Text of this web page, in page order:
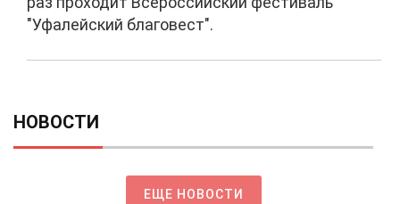
"Уфалейский благовест".
НОВОСТИ
ЕЩЕ НОВОСТИ